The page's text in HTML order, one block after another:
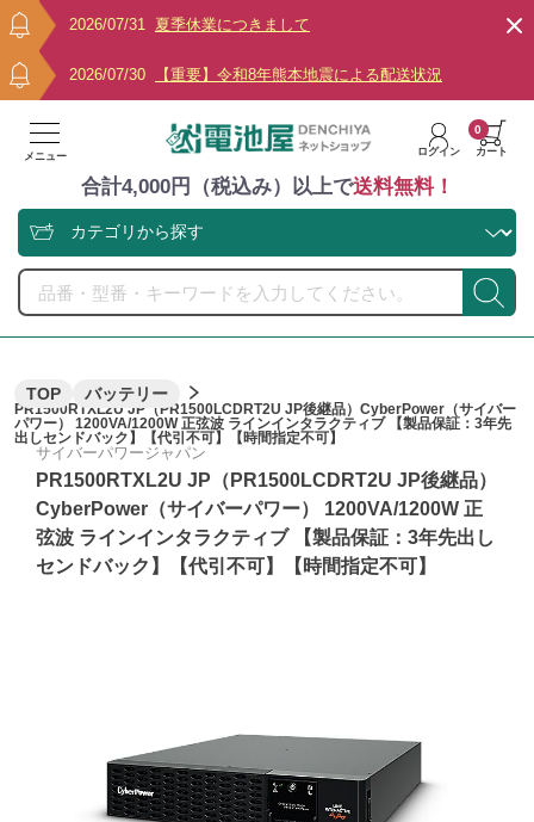
2026/07/31 夏季休業につきまして
2026/07/30 【重要】令和8年熊本地震による配送状況
メニュー ログイン カート
0
合計4,000円（税込み）以上で送料無料！
TOP バッテリー
PR1500RTXL2U JP（PR1500LCDRT2U JP後継品）CyberPower（サイバー
パワー） 1200VA/1200W 正弦波 ラインインタラクティブ 【製品保証：3年先
出しセンドバック】【代引不可】【時間指定不可】
サイバーパワージャパン
PR1500RTXL2U JP（PR1500LCDRT2U JP後継品）
CyberPower（サイバーパワー） 1200VA/1200W 正
弦波 ラインインタラクティブ 【製品保証：3年先出し
センドバック】【代引不可】【時間指定不可】